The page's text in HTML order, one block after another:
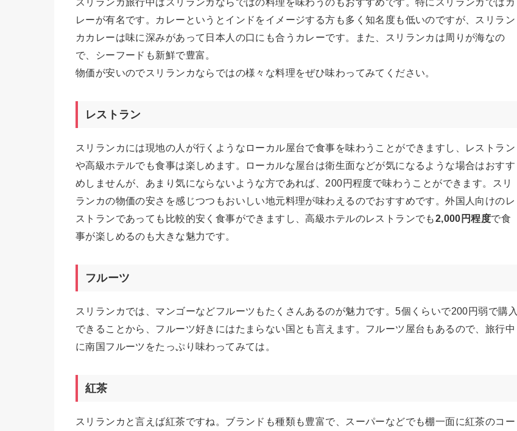
レーが有名です。カレーというとインドをイメージする方も多く知名度も低いのですが、スリラン
カカレーは味に深みがあって日本人の口にも合うカレーです。また、スリランカは周りが海なの
で、シーフードも新鮮で豊富。
物価が安いのでスリランカならではの様々な料理をぜひ味わってみてください。
レストラン
スリランカには現地の人が行くようなローカル屋台で食事を味わうことができますし、レストラン
や高級ホテルでも食事は楽しめます。ローカルな屋台は衛生面などが気になるような場合はおすす
めしませんが、あまり気にならないような方であれば、200円程度で味わうことができます。スリ
ランカの物価の安さを感じつつもおいしい地元料理が味わえるのでおすすめです。外国人向けのレ
ストランであっても比較的安く食事ができますし、高級ホテルのレストランでも2,000円程度で食
事が楽しめるのも大きな魅力です。
フルーツ
スリランカでは、マンゴーなどフルーツもたくさんあるのが魅力です。5個くらいで200円弱で購入
できることから、フルーツ好きにはたまらない国とも言えます。フルーツ屋台もあるので、旅行中
に南国フルーツをたっぷり味わってみては。
紅茶
スリランカと言えば紅茶ですね。ブランドも種類も豊富で、スーパーなどでも棚一面に紅茶のコー